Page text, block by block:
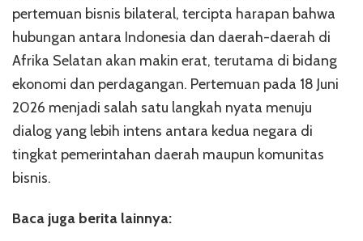
pertemuan bisnis bilateral, tercipta harapan bahwa
hubungan antara Indonesia dan daerah-daerah di
Afrika Selatan akan makin erat, terutama di bidang
ekonomi dan perdagangan. Pertemuan pada 18 Juni
2026 menjadi salah satu langkah nyata menuju
dialog yang lebih intens antara kedua negara di
tingkat pemerintahan daerah maupun komunitas
bisnis.
Baca juga berita lainnya: